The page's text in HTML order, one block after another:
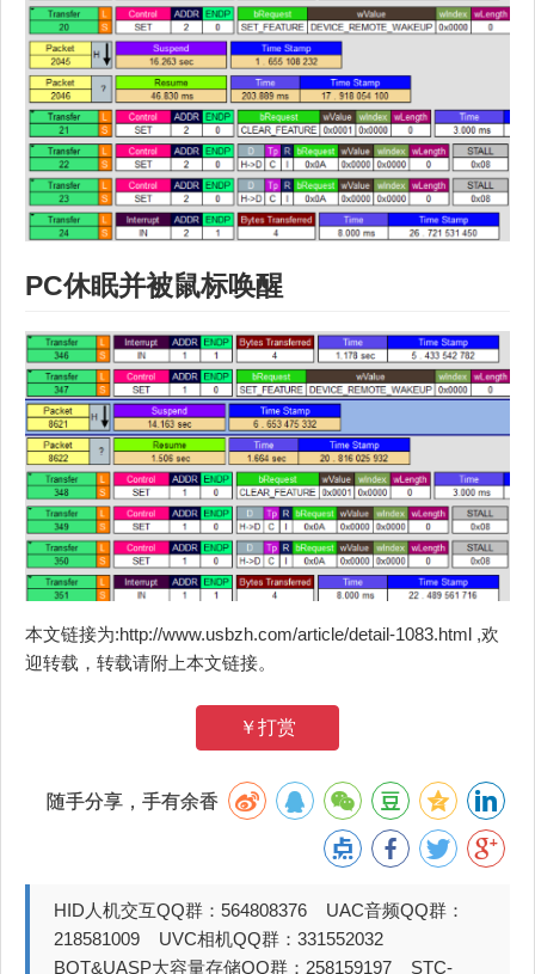
PC休眠并被鼠标唤醒
本文链接为:http://www.usbzh.com/article/detail-1083.html ,欢
迎转载，转载请附上本文链接。
￥打赏
随手分享，手有余香
HID人机交互QQ群：564808376 UAC音频QQ群：
218581009 UVC相机QQ群：331552032
BOT&UASP大容量存储QQ群：258159197 STC-